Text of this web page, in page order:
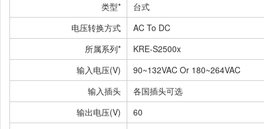
类型*
台式
电压转换方式
AC To DC
所属系列*
KRE-S2500x
输入电压(V)
90~132VAC Or 180~264VAC
输入插头
各国插头可选
输出电压(V)
60